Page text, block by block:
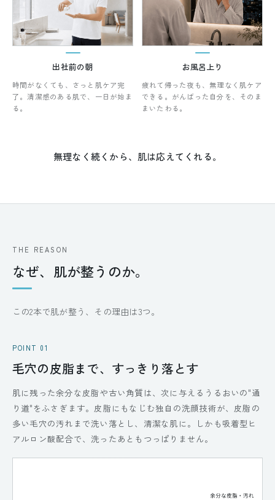
出社前の朝
時間がなくても、さっと肌ケア完
了。清潔感のある肌で、一日が始ま
る。
お風呂上り
疲れて帰った夜も、無理なく肌ケア
できる。がんばった自分を、そのま
まいたわる。
無理なく続くから、肌は応えてくれる。
THE REASON
なぜ、肌が整うのか。
この2本で肌が整う、その理由は3つ。
POINT 01
毛穴の皮脂まで、すっきり落とす
肌に残った余分な皮脂や古い角質は、次に与えるうるおいの"通
り道"をふさぎます。皮脂にもなじむ独自の洗顔技術が、皮脂の
多い毛穴の汚れまで洗い落とし、清潔な肌に。しかも吸着型ヒ
アルロン酸配合で、洗ったあともつっぱりません。